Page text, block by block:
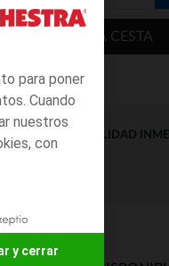
para poner
Cuando
nuestros
con
y cerrar
AÑADIR A LA CESTA
DISPONIBILIDAD